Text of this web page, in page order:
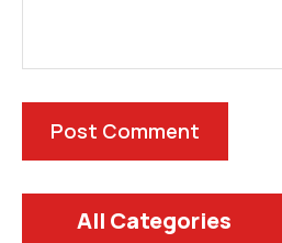
All Categories